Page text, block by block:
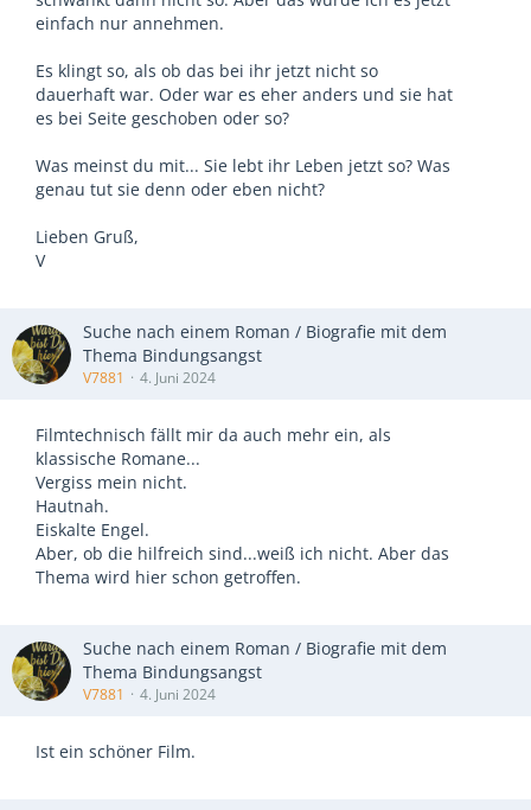
einfach nur annehmen.
Es klingt so, als ob das bei ihr jetzt nicht so
dauerhaft war. Oder war es eher anders und sie hat
es bei Seite geschoben oder so?
Was meinst du mit... Sie lebt ihr Leben jetzt so? Was
genau tut sie denn oder eben nicht?
Lieben Gruß,
V
Suche nach einem Roman / Biografie mit dem
Thema Bindungsangst
V7881 4. Juni 2024
Filmtechnisch fällt mir da auch mehr ein, als
klassische Romane...
Vergiss mein nicht.
Hautnah.
Eiskalte Engel.
Aber, ob die hilfreich sind...weiß ich nicht. Aber das
Thema wird hier schon getroffen.
Suche nach einem Roman / Biografie mit dem
Thema Bindungsangst
V7881 4. Juni 2024
Ist ein schöner Film.